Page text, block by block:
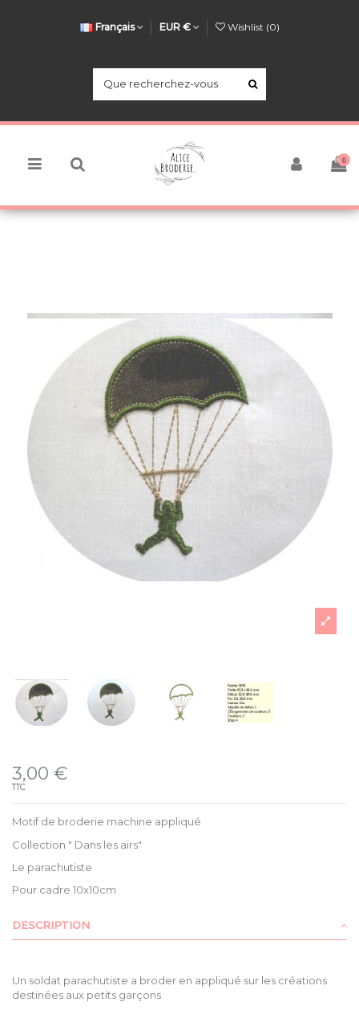
Français EUR € Wishlist (0)
0
3,00 €
TTC
Motif de broderie machine appliqué
Collection " Dans les airs"
Le parachutiste
Pour cadre 10x10cm
DESCRIPTION
Un soldat parachutiste a broder en appliqué sur les créations
destinées aux petits garçons